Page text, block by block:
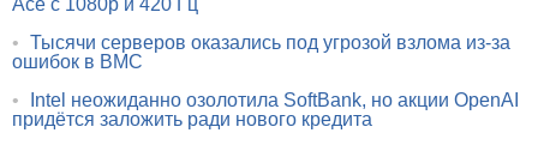
Ace с 1080p и 420 Гц
• Тысячи серверов оказались под угрозой взлома из-за
ошибок в BMC
•
Intel неожиданно озолотила SoftBank, но акции OpenAI
придётся заложить ради нового кредита